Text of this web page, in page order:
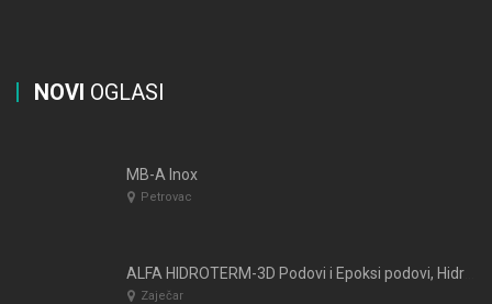
NOVI OGLASI
MB-A Inox
Petrovac
Zaječar